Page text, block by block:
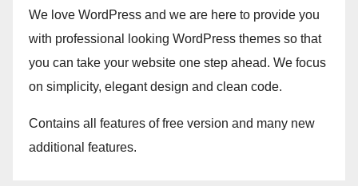
We love WordPress and we are here to provide you
with professional looking WordPress themes so that
you can take your website one step ahead. We focus
on simplicity, elegant design and clean code.
Contains all features of free version and many new
additional features.